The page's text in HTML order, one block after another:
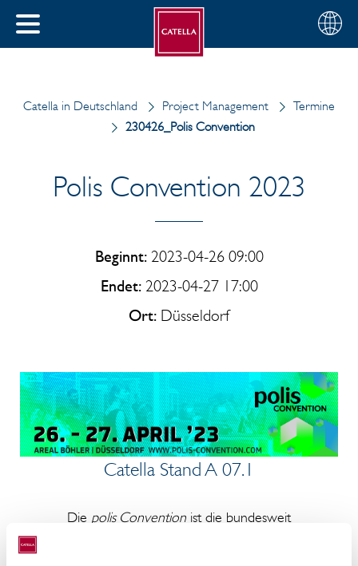
SCHLIESSEN
Wählen
Sie
Deutsch
Catella in Deutschland Project Management
Termine
230426_Polis Convention
Polis Convention 2023
Beginnt:2023-04-26 09:00
Endet:2023-04-27 17:00
Ort:Düsseldorf
Catella Stand A 07.1
Die polis Conventionist die bundesweit